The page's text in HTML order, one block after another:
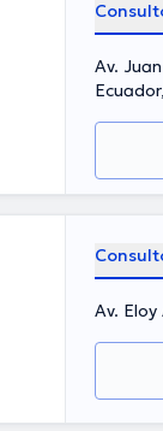
Av. Juan José de
Av.